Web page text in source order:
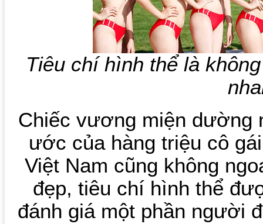
Tiêu chí hình thể là
Chiếc vương miện dường
ước của hàng triệu cô
Việt Nam cũng không
đẹp, tiêu chí hình thể
đánh giá một phần người